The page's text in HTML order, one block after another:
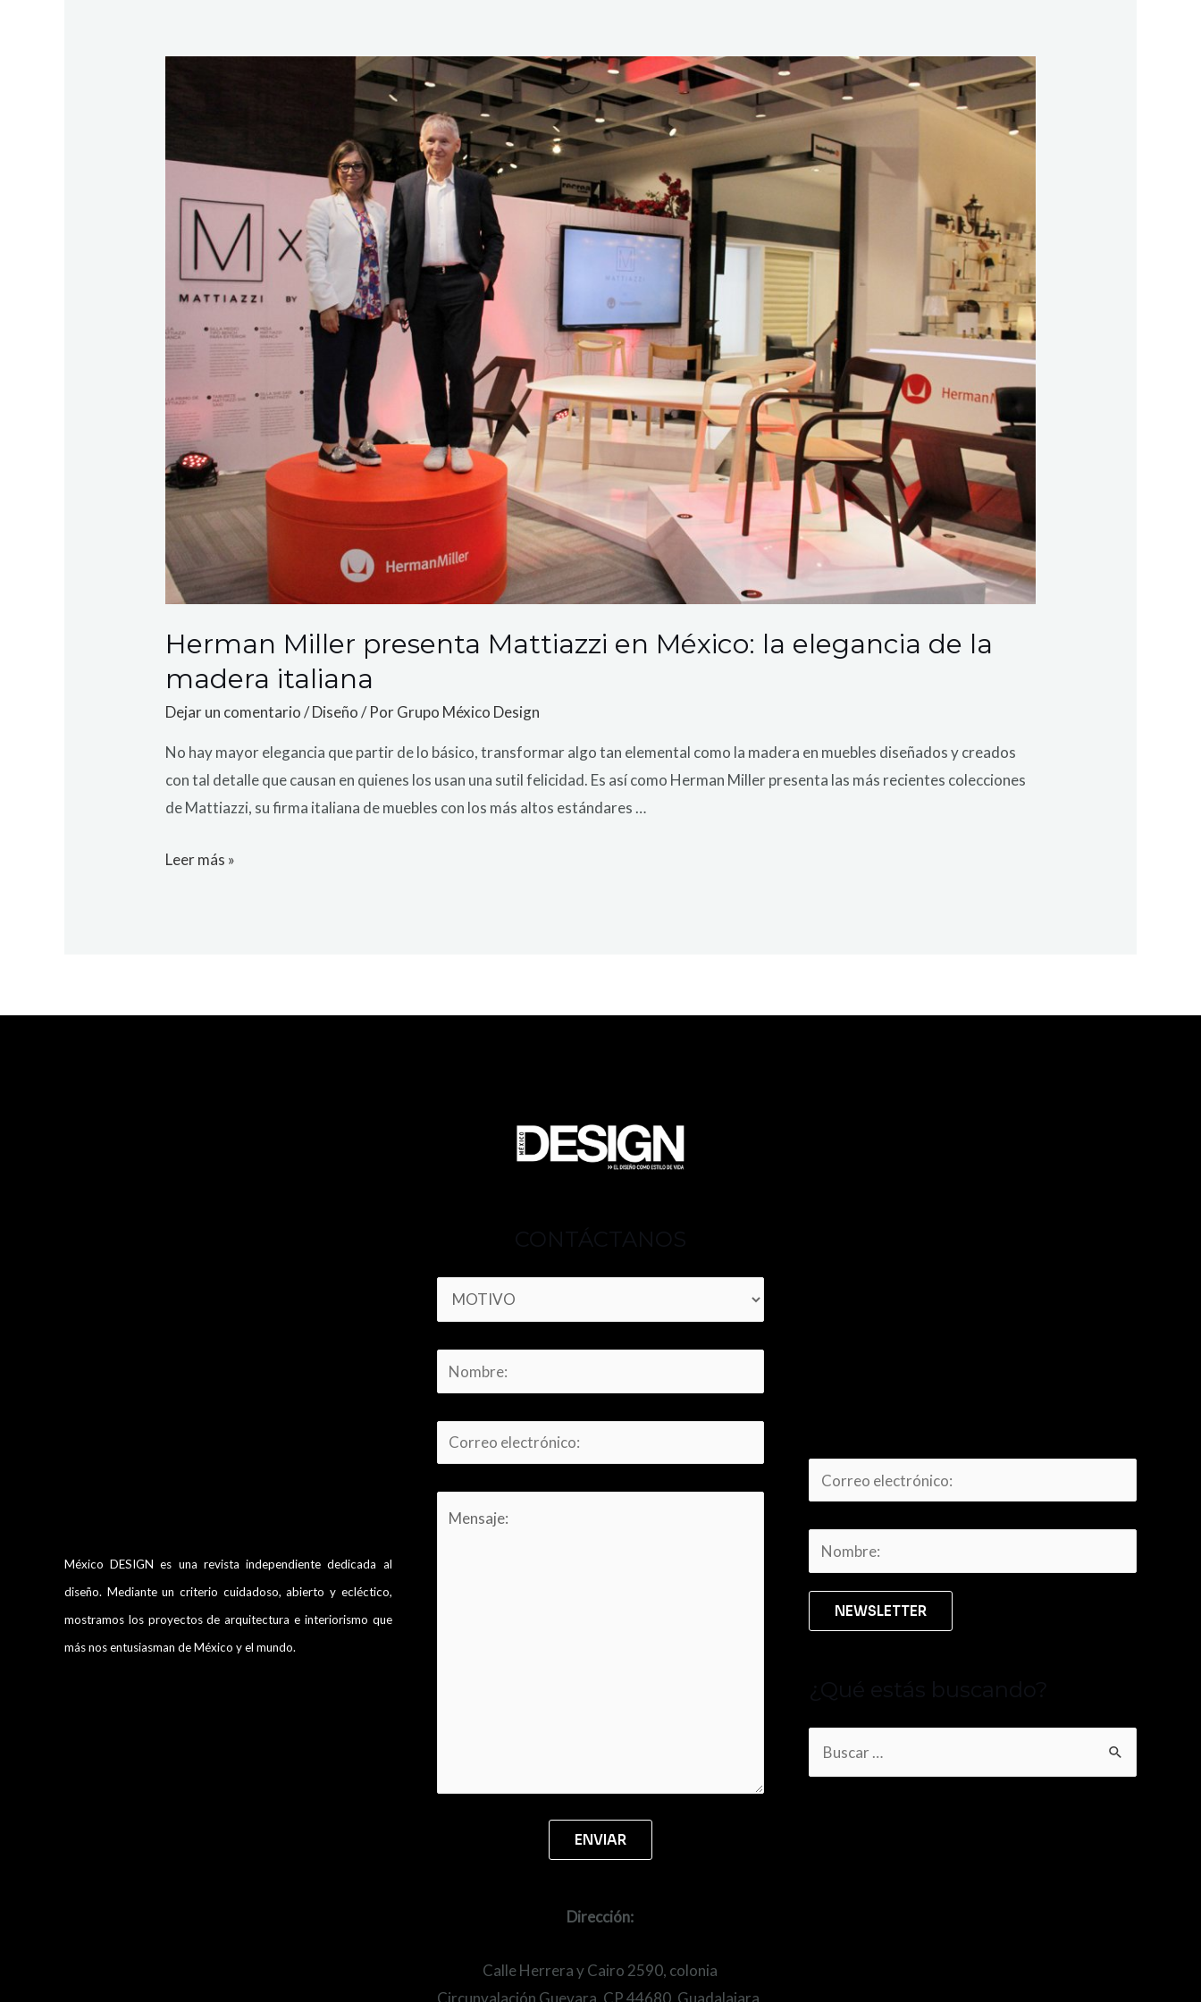
Herman Miller presenta Mattiazzi en México: la elegancia de la
madera italiana
Dejar un comentario /Diseño/ PorGrupo México Design
No hay mayor elegancia que partir de lo básico, transformar algo tan elemental como la madera en muebles diseñados y creados
con tal detalle que causan en quienes los usan una sutil felicidad. Es así como Herman Miller presenta las más recientes colecciones
de Mattiazzi, su firma italiana de muebles con los más altos estándares …
Leer más »
México DESIGN es una revista independiente dedicada al
diseño. Mediante un criterio cuidadoso, abierto y ecléctico,
mostramos los proyectos de arquitectura e interiorismo que
más nos entusiasman de México y el mundo.
CONTÁCTANOS
Dirección:
Calle Herrera y Cairo 2590, colonia
Circunvalación Guevara, CP 44680, Guadalajara,
¿Qué estás buscando?